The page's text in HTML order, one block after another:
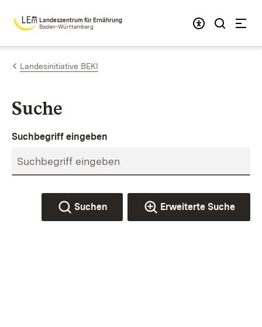
Zum Inhalt springen
Landeszentrum für Ernährung
Baden-Württemberg
Landesinitiative BEKI
Suche
Suchbegriff eingeben
Suchen Erweiterte Suche